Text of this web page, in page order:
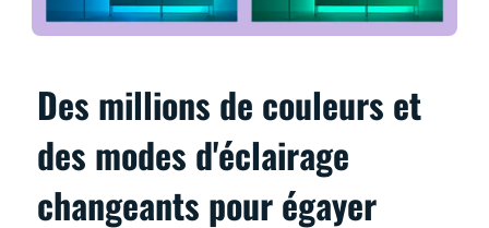
Des millions de couleurs et
des modes d'éclairage
changeants pour égayer